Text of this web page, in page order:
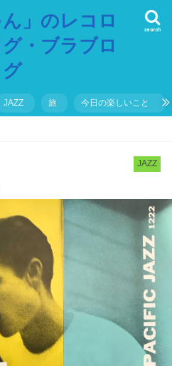
ん」のレコロ
・ブラブロ
グ
search
JAZZ 旅 今日の楽しいこと
JAZZ